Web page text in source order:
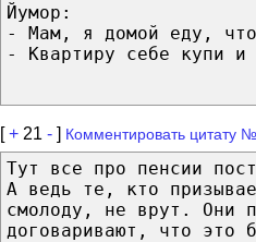
Йумор:
- Мам, я домой еду,
- Квартиру себе купи и
[+ 21 - ] Комментировать цитату
Тут все про пенсии
А ведь те, кто
смолоду, не врут. Они
договаривают, что это